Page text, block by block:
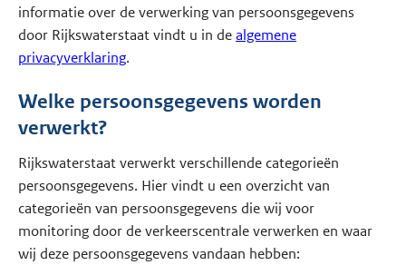
informatie over de verwerking van persoonsgegevens
door Rijkswaterstaat vindt u in dealgemene
privacyverklaring.
Welke persoonsgegevens worden
verwerkt?
Rijkswaterstaat verwerkt verschillende categorieën
persoonsgegevens. Hier vindt u een overzicht van
categorieën van persoonsgegevens die wij voor
monitoring door de verkeerscentrale verwerken en waar
wij deze persoonsgegevens vandaan hebben: